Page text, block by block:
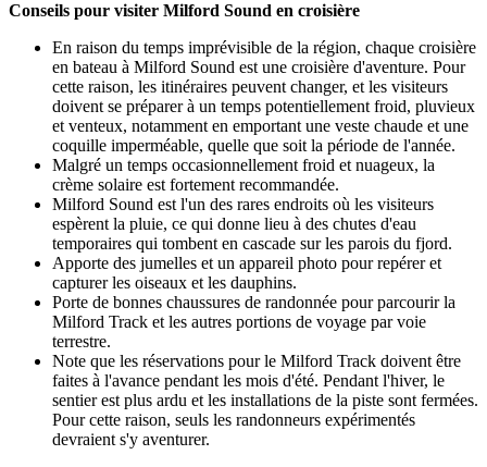
Conseils pour visiter Milford Sound en croisière
En raison du temps imprévisible de la région, chaque croisière
en bateau à Milford Sound est une croisière d'aventure. Pour
cette raison, les itinéraires peuvent changer, et les visiteurs
doivent se préparer à un temps potentiellement froid, pluvieux
et venteux, notamment en emportant une veste chaude et une
coquille imperméable, quelle que soit la période de l'année.
Malgré un temps occasionnellement froid et nuageux, la
crème solaire est fortement recommandée.
Milford Sound est l'un des rares endroits où les visiteurs
espèrent la pluie, ce qui donne lieu à des chutes d'eau
temporaires qui tombent en cascade sur les parois du fjord.
Apporte des jumelles et un appareil photo pour repérer et
capturer les oiseaux et les dauphins.
Porte de bonnes chaussures de randonnée pour parcourir la
Milford Track et les autres portions de voyage par voie
terrestre.
Note que les réservations pour le Milford Track doivent être
faites à l'avance pendant les mois d'été. Pendant l'hiver, le
sentier est plus ardu et les installations de la piste sont fermées.
Pour cette raison, seuls les randonneurs expérimentés
devraient s'y aventurer.